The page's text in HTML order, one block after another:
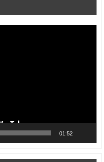
01:52